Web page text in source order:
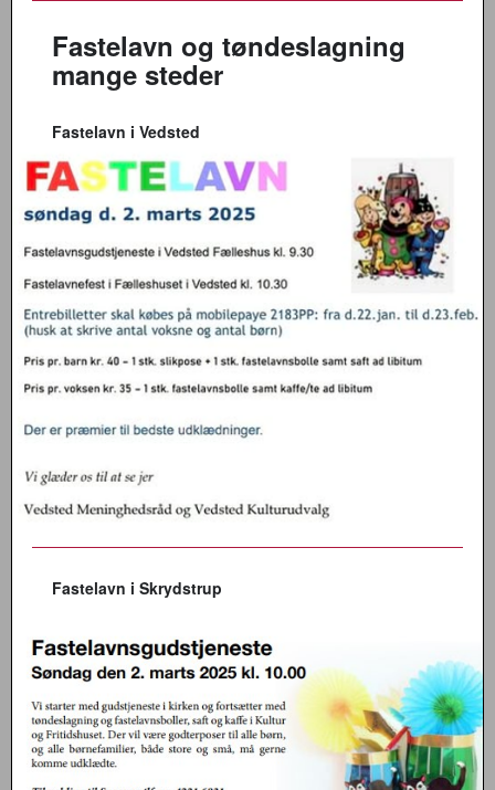
Fastelavn og tøndeslagning
mange steder
Fastelavn i Vedsted
Fastelavn i Skrydstrup